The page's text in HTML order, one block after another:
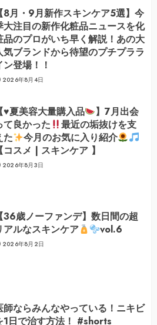
【8月・9月新作スキンケア5選】今
大注目の新作化粧品ニュースを化
品のプロがいち早く解説！あの大
気ブランドから待望のプチプララ
ン登場！！
2026年8月4日
【♥️夏美容大量購入品
】7月出会
て良かった
最近の垢抜けを支
た
今月のお気に入り紹介
【コスメ | スキンケア 】
2026年8月3日
【36歳ノーファンデ】数日間の超
アルなスキンケア
vol.6
2026年8月2日
師ならみんなやっている！ニキビ
1日で治す方法！ #shorts